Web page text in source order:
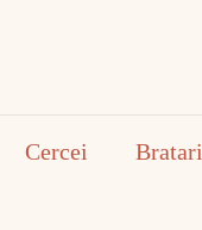
Cercei Bratari